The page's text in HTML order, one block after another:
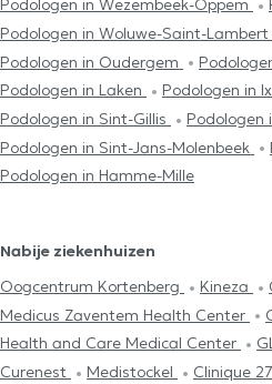
Podologen in Wezembeek-Oppem
Podologen in Woluwe-Saint-Lambert
Podologen in Oudergem
Podologen in Laken
Podologen in
Podologen in Sint-Gillis
Podologen
Podologen in Sint-Jans-Molenbeek
Podologen in Hamme-Mille
Nabije ziekenhuizen
Oogcentrum Kortenberg
Kineza
Medicus Zaventem Health Center
Health and Care Medical Center
Curenest
Medistockel Clinique 27